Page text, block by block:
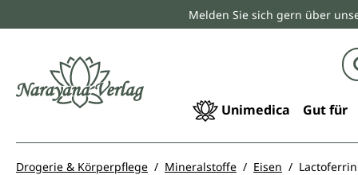
Zur Hauptnavigation springenMelden Sie sich gern über
Unimedica Gut für
Drogerie & Körperpflege Mineralstoffe Eisen